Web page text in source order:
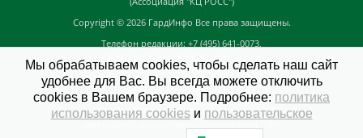
Copyright © 2026 ГардИнфо Все права защищены.
Телефон редакции: +7 (495) 641-0073,
news@guardinfo.online
Главный редактор: Кузьмин Д.А.
На сайте могут быть размещены
Мы обрабатываем cookies, чтобы сделать наш сайт
удобнее для Вас. Вы всегда можете отключить
cookies в Вашем браузере. Подробнее: политика
использования cookiesи пользовательское